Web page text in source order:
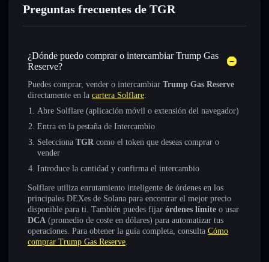
Preguntas frecuentes de TGR
¿Dónde puedo comprar o intercambiar Trump Gas
Reserve?
Puedes comprar, vender o intercambiar Trump Gas Reserve
directamente en la cartera Solflare:
Abre Solflare (aplicación móvil o extensión del navegador)
Entra en la pestaña de Intercambio
Selecciona TGR como el token que deseas comprar o
vender
Introduce la cantidad y confirma el intercambio
Solflare utiliza enrutamiento inteligente de órdenes en los
principales DEXes de Solana para encontrar el mejor precio
disponible para ti. También puedes fijar órdenes límite o usar
DCA (promedio de coste en dólares) para automatizar tus
operaciones. Para obtener la guía completa, consulta Cómo
comprar Trump Gas Reserve.